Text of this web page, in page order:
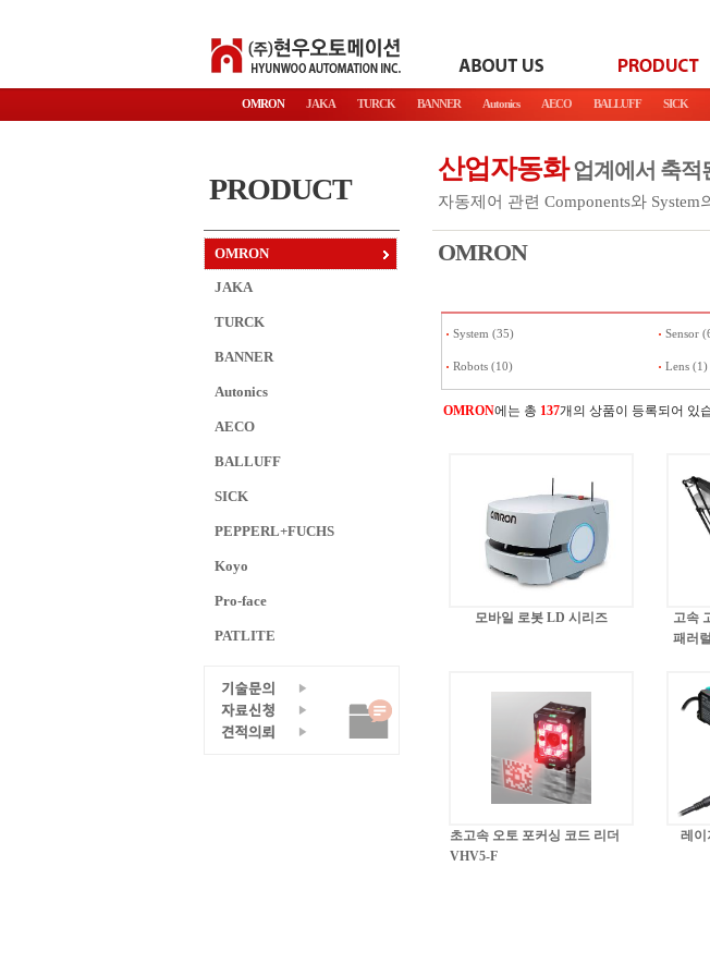
OMRON JAKA TURCK BANNER Autonics AECO BALLUFF SICK
PRODUCT
OMRON
JAKA
TURCK
BANNER
Autonics
AECO
BALLUFF
SICK
PEPPERL+FUCHS
Koyo
Pro-face
PATLITE
산업자동화 업계에서 축적
자동제어 관련 Components와
OMRON
System (35) Sensor
Robots (10) Lens (1)
OMRON에는 총 137개의 상품이 등록되어 있
모바일 로봇 LD 시리즈
고속
패러
초고속 오토 포커싱 코드 리더
VHV5-F
레이